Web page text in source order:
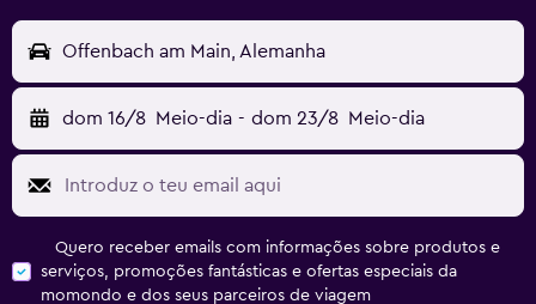
Offenbach am Main, Alemanha
dom 16/8 Meio-dia - dom 23/8 Meio-dia
Quero receber emails com informações sobre produtos e
serviços, promoções fantásticas e ofertas especiais da
momondo e dos seus parceiros de viagem